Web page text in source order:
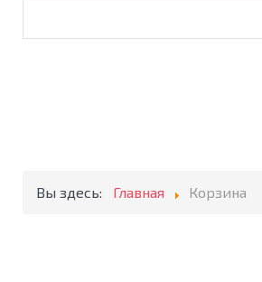
Вы здесь: Главная Корзина